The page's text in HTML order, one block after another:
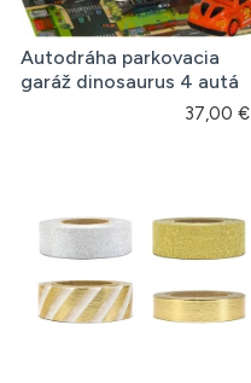
Autodráha parkovacia
garáž dinosaurus 4 autá
37,00 €